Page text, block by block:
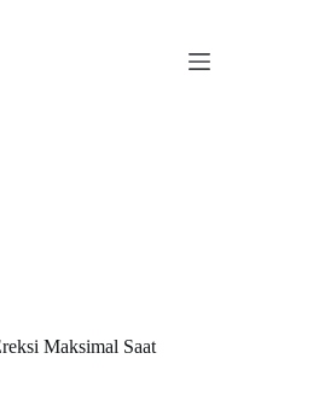
Maksimal Saat